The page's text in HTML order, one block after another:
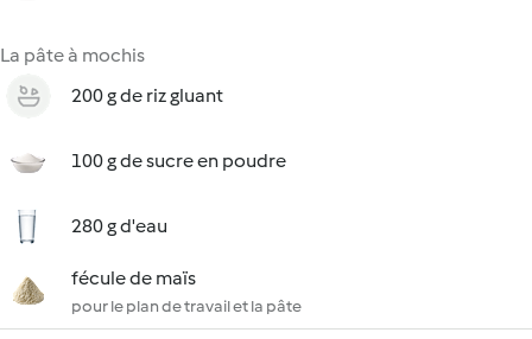
La pâte à mochis
200 g de riz gluant
100 g de sucre en poudre
280 g d'eau
fécule de maïs
pour le plan de travail et la pâte